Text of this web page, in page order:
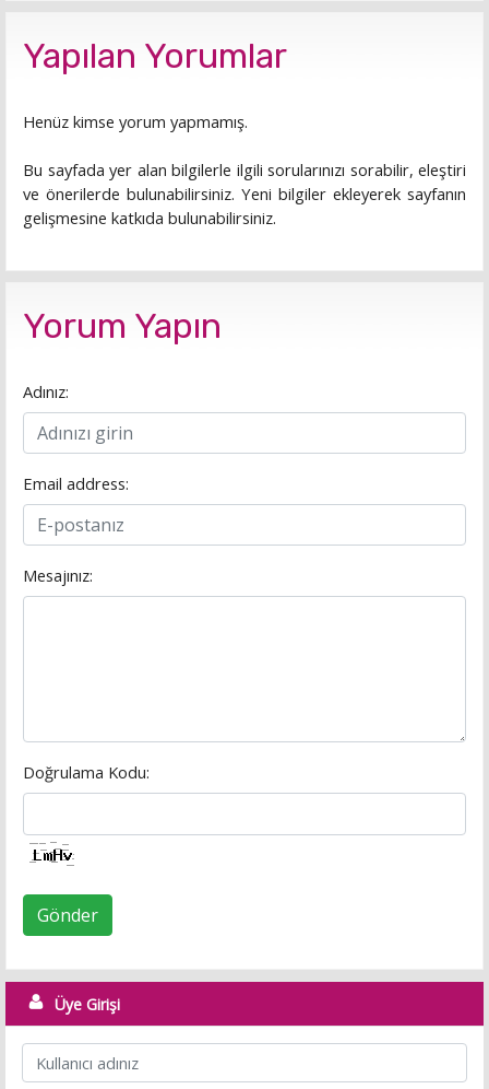
Yapılan Yorumlar
Henüz kimse yorum yapmamış.
Bu sayfada yer alan bilgilerle ilgili sorularınızı sorabilir, eleştiri
ve önerilerde bulunabilirsiniz. Yeni bilgiler ekleyerek sayfanın
gelişmesine katkıda bulunabilirsiniz.
Yorum Yapın
Adınız:
Email address:
Mesajınız:
Doğrulama Kodu:
Gönder
Üye Girişi